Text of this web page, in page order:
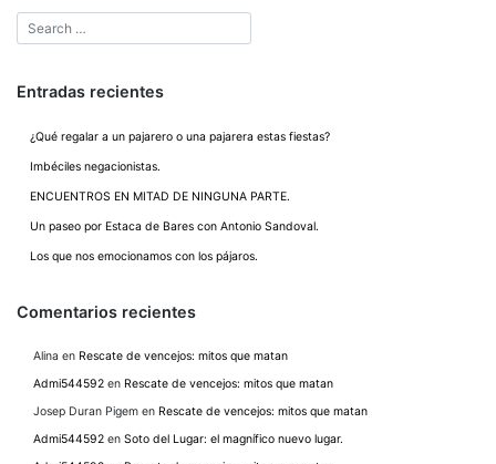
Entradas recientes
¿Qué regalar a un pajarero o una pajarera estas fiestas?
Imbéciles negacionistas.
ENCUENTROS EN MITAD DE NINGUNA PARTE.
Un paseo por Estaca de Bares con Antonio Sandoval.
Los que nos emocionamos con los pájaros.
Comentarios recientes
Alina en Rescate de vencejos: mitos que matan
Admi544592 en Rescate de vencejos: mitos que matan
Josep Duran Pigem en Rescate de vencejos: mitos que matan
Admi544592 en Soto del Lugar: el magnífico nuevo lugar.